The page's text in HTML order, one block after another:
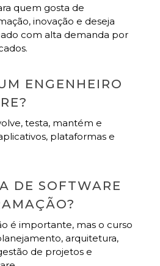
quem gosta de
inovação e deseja
com alta demanda por
ENGENHEIRO
testa, mantém e
plataformas e
DE SOFTWARE
é importante, mas o curso
arquitetura,
de projetos e